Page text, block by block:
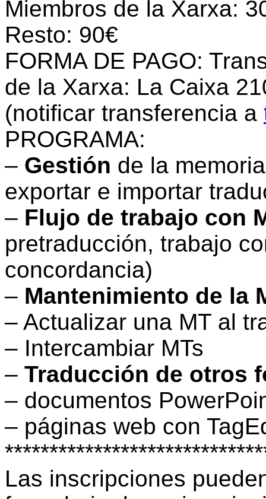
Miembros de la Xarxa:
Resto: 90€
FORMA DE PAGO:
de la Xarxa: La Caixa
(notificar transferencia a
PROGRAMA:
– Gestión de la
exportar e importar
– Flujo de trabajo con
pretraducción, trabajo
concordancia)
– Mantenimiento de la
– Actualizar una MT al
– Intercambiar MTs
– Traducción de otros
– documentos
– páginas web con
Las inscripciones